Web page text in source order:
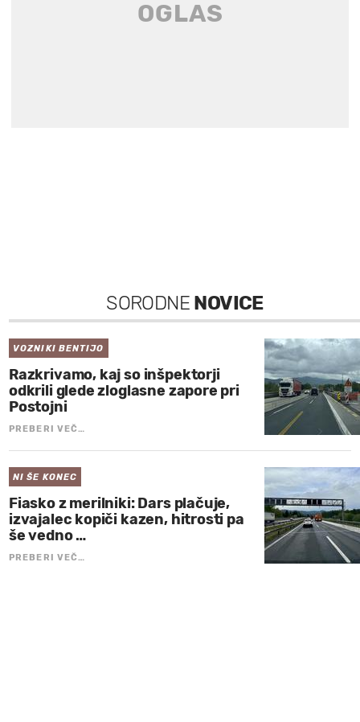
SORODNE NOVICE
VOZNIKI BENTIJO
Razkrivamo, kaj so inšpektorji
odkrili glede zloglasne zapore pri
Postojni
PREBERI VEČ…
NI ŠE KONEC
Fiasko z merilniki: Dars plačuje,
izvajalec kopiči kazen, hitrosti pa
še vedno …
PREBERI VEČ…